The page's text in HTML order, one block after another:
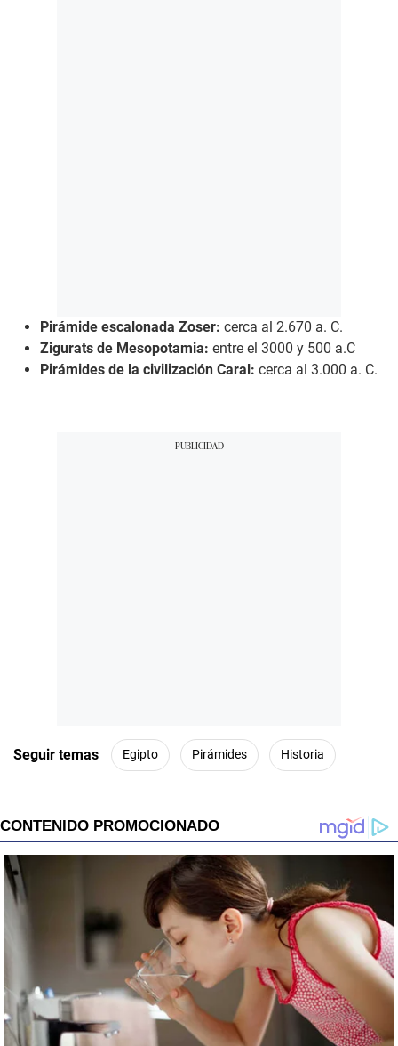
Pirámide escalonada Zoser: cerca al 2.670 a. C.
Zigurats de Mesopotamia: entre el 3000 y 500 a.C
Pirámides de la civilización Caral: cerca al 3.000 a. C.
Seguir temas Egipto Pirámides Historia